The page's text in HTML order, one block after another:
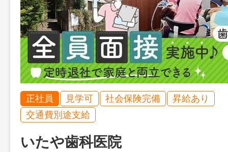
正社員 見学可 社会保険完備
昇給あり
交通費別途支給
いたや歯科医院